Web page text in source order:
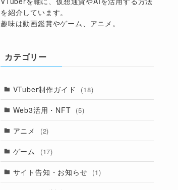
を紹介しています。
趣味は動画鑑賞やゲーム、アニメ。
カテゴリー
VTuber制作ガイド (18)
Web3活用・NFT (5)
アニメ (2)
ゲーム (17)
サイト告知・お知らせ (1)